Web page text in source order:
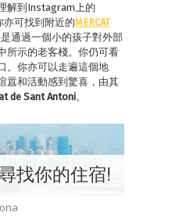
解到Instagram上的
亦可找到附近的MERCAT
是通過一個小的孩子對外部
所示的老客棧。你仍可看
。你亦可以走遍這個地
囂和活動感到驚喜，由其
de Sant Antoni。
找你的住宿!